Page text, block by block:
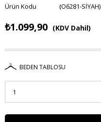
(O6281-SİYAH)
₺1.099,90 (KDV Dahil)
BEDEN TABLOSU